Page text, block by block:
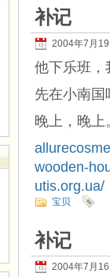
补记
2004年7月
他下乐班，
先在小南国
晚上，晚上
wooden-
utis.org.ua/
宝贝
补记
2004年7月